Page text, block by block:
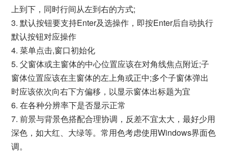
上到下，同时行间从左到右的方式;
3. 默认按钮要支持Enter及选操作，即按Enter后自动执行
默认按钮对应操作
4. 菜单点击,窗口初始化
5. 父窗体或主窗体的中心位置应该在对角线焦点附近;子
窗体位置应该在主窗体的左上角或正中;多个子窗体弹出
时应该依次向右下方偏移，以显示窗体出标题为宜
6. 在各种分辨率下是否显示正常
7. 前景与背景色搭配合理协调，反差不宜太大，最好少用
深色，如大红、大绿等。常用色考虑使用Windows界面色
调。